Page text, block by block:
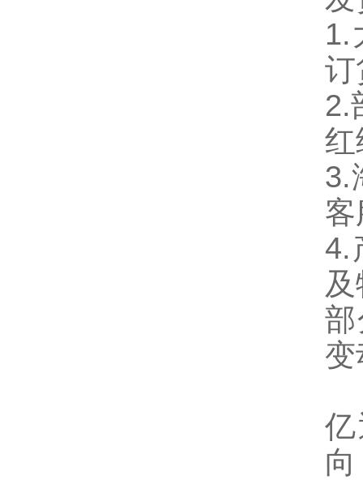
1.
订
2.
红
3.
4.